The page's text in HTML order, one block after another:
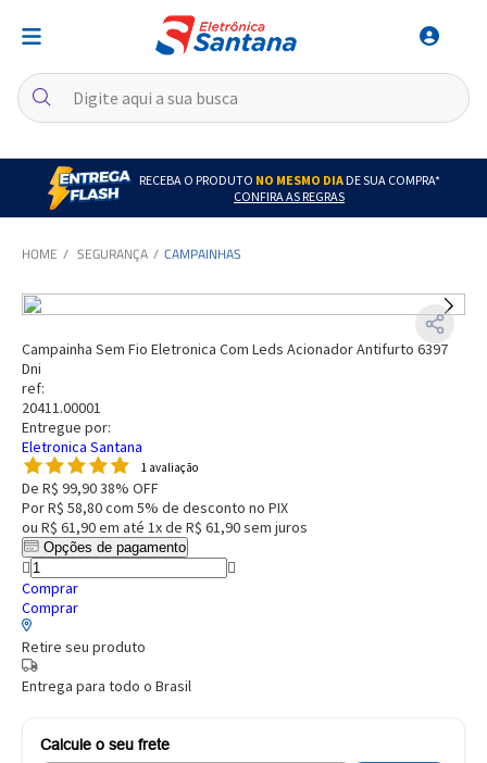
RECEBA O PRODUTO NO MESMO DIADE SUA COMPRA*
CONFIRA AS REGRAS
SEGURANÇA CAMPAINHAS
Campainha Sem Fio Eletronica Com Leds Acionador Antifurto 6397
Dni
ref:
20411.00001
Entregue por:
Eletronica Santana
1 avaliação
De R$ 99,9038% OFF
PorR$ 58,80com 5% de desconto no PIX
ou R$ 61,90em até 1x de R$ 61,90sem juros
Opções de pagamento
Comprar
Comprar
Retire seu produto
Entrega para todo o Brasil
Calcule o seu frete